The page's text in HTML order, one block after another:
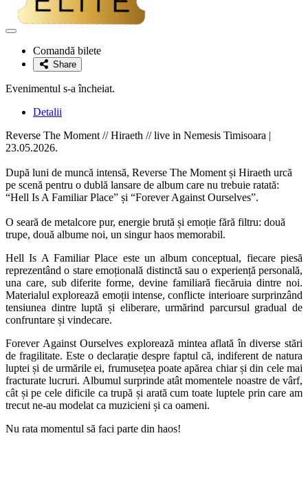
Adaugă
favoriteComandă bilete
Share
Evenimentul s-a încheiat.
Detalii
Reverse The Moment // Hiraeth // live in Nemesis Timisoara |
23.05.2026.
După luni de muncă intensă, Reverse The Moment și Hiraeth urcă
pe scenă pentru o dublă lansare de album care nu trebuie ratată:
“Hell Is A Familiar Place” și “Forever Against Ourselves”.
O seară de metalcore pur, energie brută și emoție fără filtru: două
trupe, două albume noi, un singur haos memorabil.
Hell Is A Familiar Place este un album conceptual, fiecare piesă
reprezentând o stare emoțională distinctă sau o experiență personală,
una care, sub diferite forme, devine familiară fiecăruia dintre noi.
Materialul explorează emoții intense, conflicte interioare surprinzând
tensiunea dintre luptă și eliberare, urmărind parcursul gradual de
confruntare și vindecare.
Forever Against Ourselves explorează mintea aflată în diverse stări
de fragilitate. Este o declarație despre faptul că, indiferent de natura
luptei și de urmările ei, frumusețea poate apărea chiar și din cele mai
fracturate lucruri. Albumul surprinde atât momentele noastre de vârf,
cât și pe cele dificile ca trupă și arată cum toate luptele prin care am
trecut ne-au modelat ca muzicieni și ca oameni.
Nu rata momentul să faci parte din haos!